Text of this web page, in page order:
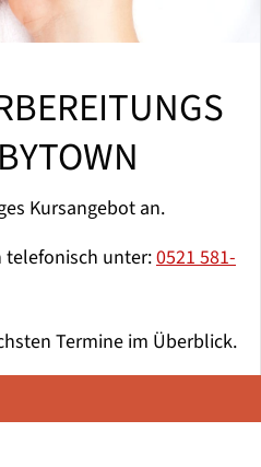
Kursangebot an.
telefonisch unter:0521 581-
Termine im Überblick.